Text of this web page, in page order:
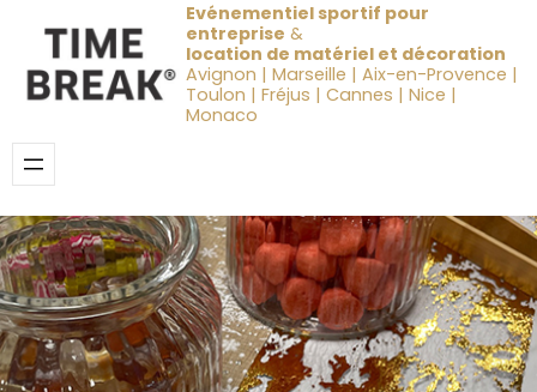
Evénementiel sportif pour
entreprise &
location de matériel et décoration
Avignon | Marseille | Aix-en-Provence |
Toulon | Fréjus | Cannes | Nice |
Monaco